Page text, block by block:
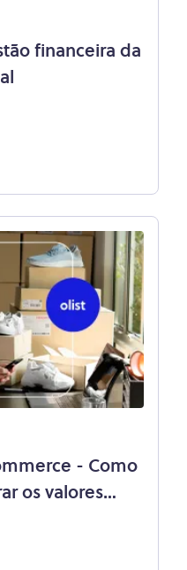
financeira da
- Como
os valores